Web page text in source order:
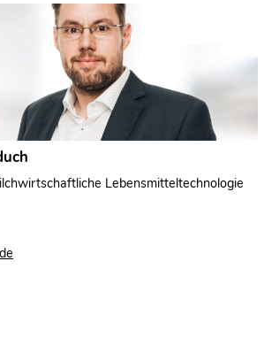
Lebensmitteltechnologie